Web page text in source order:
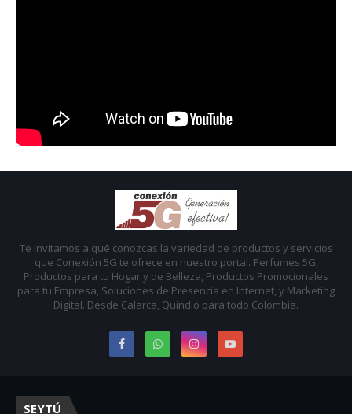
Te invitamos a qué conozcas la variedad de productos y servicios
que Conexión 5G te ofrece en nuestro portal. Perfumes 5G,
Productos para tu Hogar y de Belleza, Productos Promocionales
para tu Empresa, Soluciones de Presencia en Internet, y Marketing
Digital. Desde Calarca, Quindio para todo Colombia.
SEYTÚ